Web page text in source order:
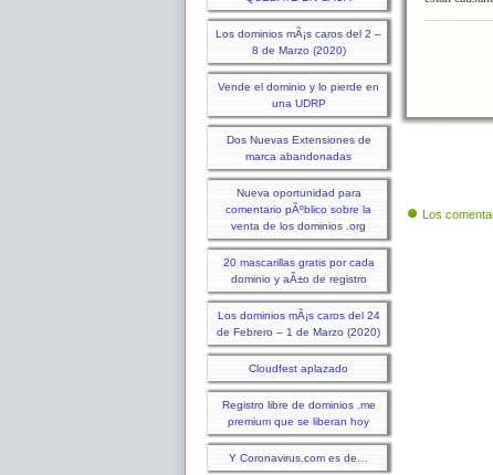
Los dominios mÃ¡s caros del 2 –
8 de Marzo (2020)
Vende el dominio y lo pierde en
una UDRP
Dos Nuevas Extensiones de
marca abandonadas
Nueva oportunidad para
comentario pÃºblico sobre la
venta de los dominios .org
20 mascarillas gratis por cada
dominio y aÃ±o de registro
Los dominios mÃ¡s caros del 24
de Febrero – 1 de Marzo (2020)
Cloudfest aplazado
Registro libre de dominios .me
premium que se liberan hoy
Y Coronavirus.com es de…
Los